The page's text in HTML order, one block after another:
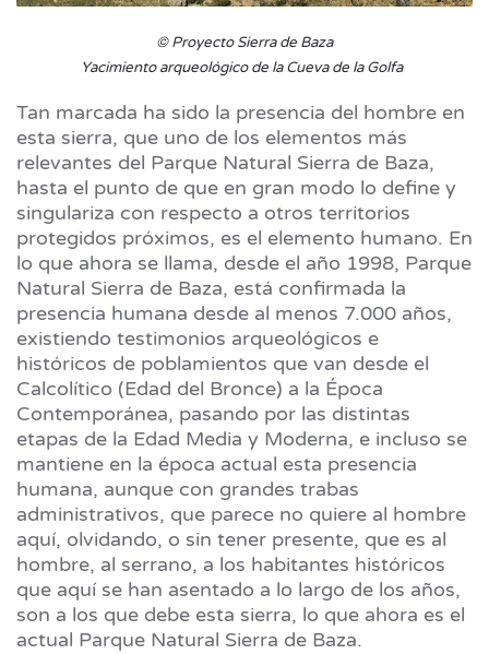
© Proyecto Sierra de Baza
Yacimiento arqueológico de la Cueva de la Golfa
Tan marcada ha sido la presencia del hombre en
esta sierra, que uno de los elementos más
relevantes del Parque Natural Sierra de Baza,
hasta el punto de que en gran modo lo define y
singulariza con respecto a otros territorios
protegidos próximos, es el elemento humano. En
lo que ahora se llama, desde el año 1998, Parque
Natural Sierra de Baza, está confirmada la
presencia humana desde al menos 7.000 años,
existiendo testimonios arqueológicos e
históricos de poblamientos que van desde el
Calcolítico (Edad del Bronce) a la Época
Contemporánea, pasando por las distintas
etapas de la Edad Media y Moderna, e incluso se
mantiene en la época actual esta presencia
humana, aunque con grandes trabas
administrativos, que parece no quiere al hombre
aquí, olvidando, o sin tener presente, que es al
hombre, al serrano, a los habitantes históricos
que aquí se han asentado a lo largo de los años,
son a los que debe esta sierra, lo que ahora es el
actual Parque Natural Sierra de Baza.